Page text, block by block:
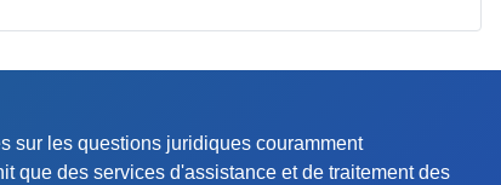
sur les questions juridiques couramment
que des services d'assistance et de traitement des